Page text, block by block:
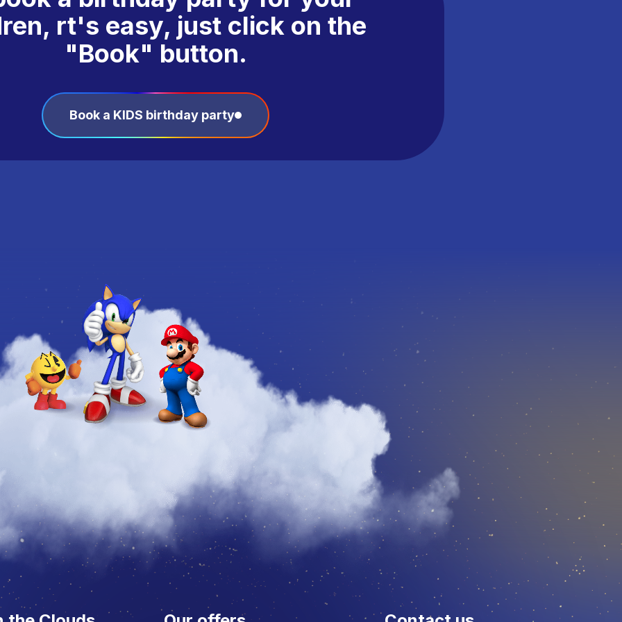
rt's easy, just click on the
"Book" button.
Book a KIDS birthday party